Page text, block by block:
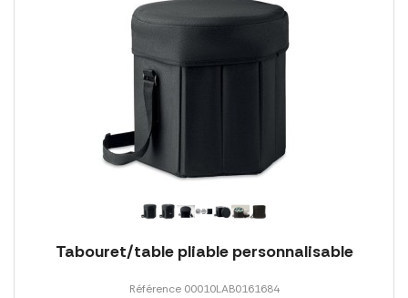
Tabouret/table pliable personnalisable
Référence 00010LAB0161684